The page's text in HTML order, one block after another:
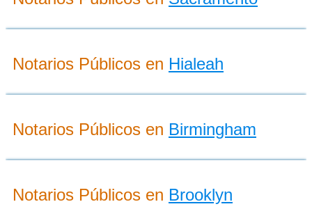
Notarios Públicos en Hialeah
Notarios Públicos en Birmingham
Notarios Públicos en Brooklyn